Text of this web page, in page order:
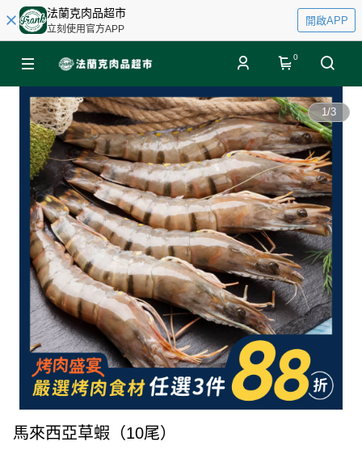
法蘭克肉品超市
立刻使用官方APP
開啟APP
0
1/3
馬來西亞草蝦（10尾）